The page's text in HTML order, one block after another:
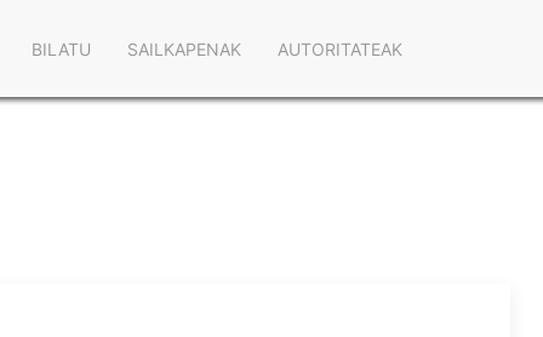
BILATU SAILKAPENAK AUTORITATEAK